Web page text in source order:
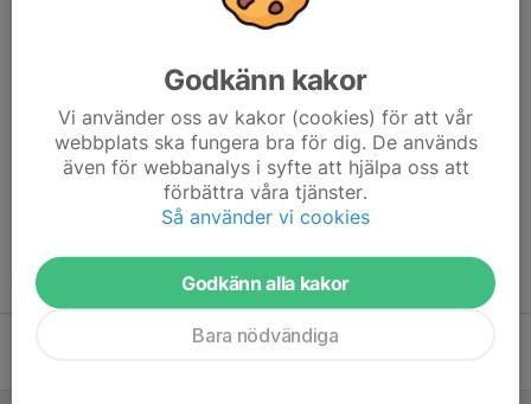
Kommentarer
Tidigare nyheter
Prova på dag - Tennis
Godkänn kakor
Vi använder oss av kakor (cookies) för att vår
webbplats ska fungera bra för dig. De används
även för webbanalys i syfte att hjälpa oss att
förbättra våra tjänster.
Så använder vi cookies
Godkänn alla kakor
Bara nödvändiga